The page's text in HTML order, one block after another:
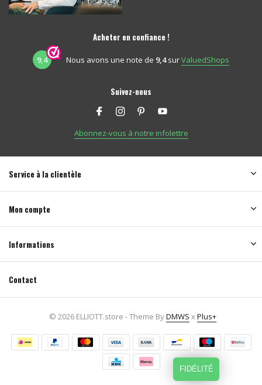
Acheter en confiance !
9,4 Nous avons une note de 9,4surValuedShops
Suivez-nous
Abonnez-vous à notre infolettre
Service à la clientèle
Mon compte
Informations
Contact
© 2026 ELLIOTT.store - Theme ByDMWS xPlus+
FIDÉLITÉ